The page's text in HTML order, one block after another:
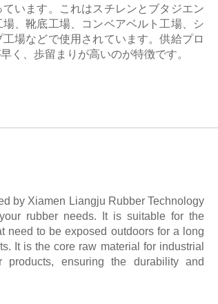
います。これはスチレンとブタジエン
、靴底工場、コンベアベルト工場、シ
場などで使用されています。供給プロ
く、歩留まりが高いのが特徴です。
by Xiamen Liangju Rubber Technology
rubber needs. It is suitable for the
need to be exposed outdoors for a long
It is the core raw material for industrial
products, ensuring the durability and